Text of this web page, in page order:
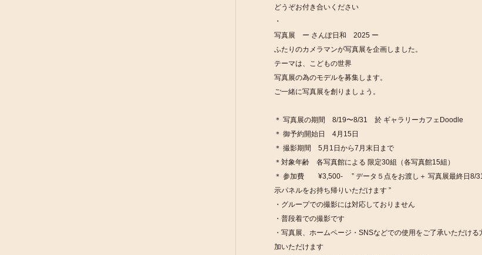
どうぞお付き合いください
・
写真展 ー さんぽ日和 2025 ー
ふたりのカメラマンが写真展を企画しました。
テーマは、こどもの世界
写真展の為のモデルを募集します。
ご一緒に写真展を創りましょう。
＊ 写真展の期間 8/19〜8/31 於 ギャラリーカフェDoodle
＊ 御予約開始日 4月15日
＊ 撮影期間 5月1日から7月末日まで
＊対象年齢 各写真館による 限定30組（各写真館15組）
＊ 参加費 ¥3,500- ” データ５点をお渡し＋ 写真展最終日8/
示パネルをお持ち帰りいただけます ”
・グループでの撮影には対応しておりません
・普段着での撮影です
・写真展、ホームページ・SNSなどでの使用をご了承いただける
加いただけます